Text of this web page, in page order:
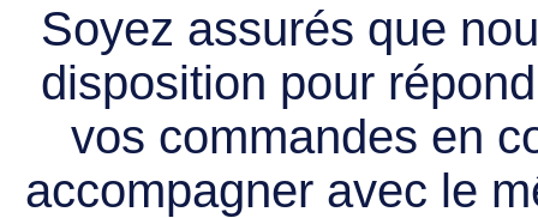
Soyez assurés que
disposition pour
vos commandes en
accompagner avec le